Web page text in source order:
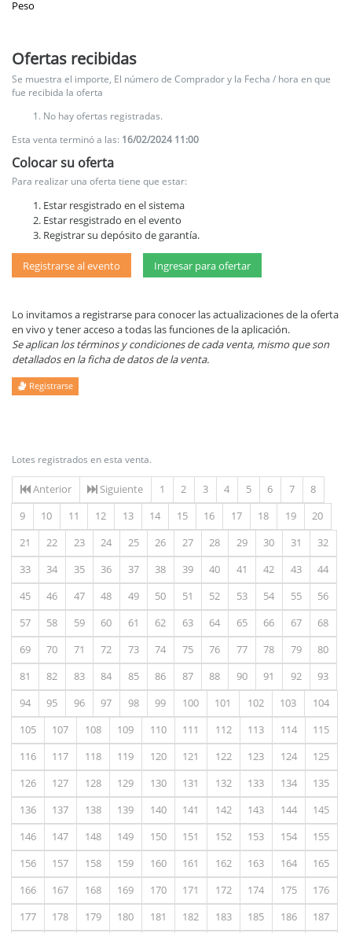
Peso
Ofertas recibidas
Se muestra el importe, El número de Comprador y la Fecha / hora en que
fue recibida la oferta
No hay ofertas registradas.
Esta venta terminó a las: 16/02/2024 11:00
Colocar su oferta
Para realizar una oferta tiene que estar:
Estar resgistrado en el sistema
Estar resgistrado en el evento
Registrar su depósito de garantía.
Registrarse al evento Ingresar para ofertar
Lo invitamos a registrarse para conocer las actualizaciones de la oferta
en vivo y tener acceso a todas las funciones de la aplicación.
Se aplican los términos y condiciones de cada venta, mismo que son
detallados en la ficha de datos de la venta.
Registrarse
Lotes registrados en esta venta.
Anterior Siguiente 1 2 3 4 5 6 7
8
9
10 11 12 13 14 15 16 17 18 19
20
21
22 23 24 25 26 27 28 29 30 31
32
33
34 35 36 37 38 39 40 41 42 43
44
45
46 47 48 49 50 51 52 53 54 55
56
57
58 59 60 61 62 63 64 65 66 67
68
69
70 71 72 73 74 75 76 77 78 79
80
81
82 83 84 85 86 87 88 90 91 92
93
94
95 96 97 98 99 100 101 102 103
104
105
107 108 109 110 111 112 113 114
115
116
117 118 119 120 121 122 123 124
125
126
127 128 129 130 131 132 133 134
135
136
137 138 139 140 141 142 143 144
145
146
147 148 149 150 151 152 153 154
155
156
157 158 159 160 161 162 163 164
165
166
167 168 169 170 171 172 174 175
176
177
178 179 180 181 182 183 185 186
187